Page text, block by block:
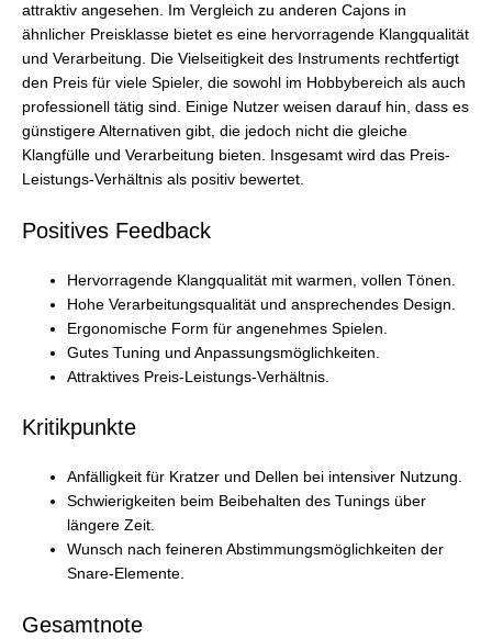
attraktiv angesehen. Im Vergleich zu anderen Cajons in
ähnlicher Preisklasse bietet es eine hervorragende Klangqualität
und Verarbeitung. Die Vielseitigkeit des Instruments rechtfertigt
den Preis für viele Spieler, die sowohl im Hobbybereich als auch
professionell tätig sind. Einige Nutzer weisen darauf hin, dass es
günstigere Alternativen gibt, die jedoch nicht die gleiche
Klangfülle und Verarbeitung bieten. Insgesamt wird das Preis-
Leistungs-Verhältnis als positiv bewertet.
Positives Feedback
Hervorragende Klangqualität mit warmen, vollen Tönen.
Hohe Verarbeitungsqualität und ansprechendes Design.
Ergonomische Form für angenehmes Spielen.
Gutes Tuning und Anpassungsmöglichkeiten.
Attraktives Preis-Leistungs-Verhältnis.
Kritikpunkte
Anfälligkeit für Kratzer und Dellen bei intensiver Nutzung.
Schwierigkeiten beim Beibehalten des Tunings über
längere Zeit.
Wunsch nach feineren Abstimmungsmöglichkeiten der
Snare-Elemente.
Gesamtnote